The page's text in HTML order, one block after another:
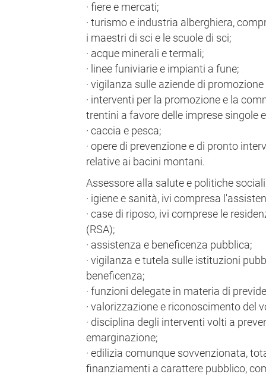
· fiere e mercati;
· turismo e industria alberghiera,
i maestri di sci e le scuole di sci;
· acque minerali e termali;
· linee funiviarie e impianti a fune;
· vigilanza sulle aziende di
· interventi per la promozione e la
trentini a favore delle imprese singole
· caccia e pesca;
· opere di prevenzione e di pronto
relative ai bacini montani.
Assessore alla salute e politiche
· igiene e sanità, ivi compresa
· case di riposo, ivi comprese le
(RSA);
· assistenza e beneficenza pubblica;
· vigilanza e tutela sulle istituzioni
beneficenza;
· funzioni delegate in materia di
· valorizzazione e riconoscimento del
· disciplina degli interventi volti a
emarginazione;
· edilizia comunque sovvenzionata,
finanziamenti a carattere pubblico,